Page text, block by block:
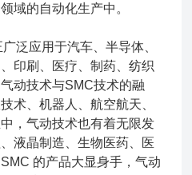
域的自动化生产中。
泛应用于汽车、半导体、
印刷、医疗、制药、纺织
动技术与SMC技术的融
术、机器人、航空航天、
，气动技术也有着无限发
液晶制造、生物医药、医
的产品大显身手，气动